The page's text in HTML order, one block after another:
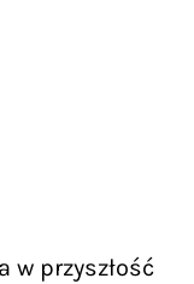
w przyszłość